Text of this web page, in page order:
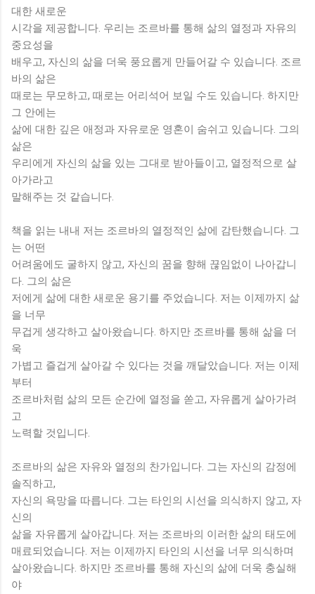
대한 새로운
시각을 제공합니다. 우리는 조르바를 통해 삶의 열정과 자유의
중요성을
배우고, 자신의 삶을 더욱 풍요롭게 만들어갈 수 있습니다. 조르
바의 삶은
때로는 무모하고, 때로는 어리석어 보일 수도 있습니다. 하지만
그 안에는
삶에 대한 깊은 애정과 자유로운 영혼이 숨쉬고 있습니다. 그의
삶은
우리에게 자신의 삶을 있는 그대로 받아들이고, 열정적으로 살
아가라고
말해주는 것 같습니다.
책을 읽는 내내 저는 조르바의 열정적인 삶에 감탄했습니다. 그
는 어떤
어려움에도 굴하지 않고, 자신의 꿈을 향해 끊임없이 나아갑니
다. 그의 삶은
저에게 삶에 대한 새로운 용기를 주었습니다. 저는 이제까지 삶
을 너무
무겁게 생각하고 살아왔습니다. 하지만 조르바를 통해 삶을 더
욱
가볍고 즐겁게 살아갈 수 있다는 것을 깨달았습니다. 저는 이제
부터
조르바처럼 삶의 모든 순간에 열정을 쏟고, 자유롭게 살아가려
고
노력할 것입니다.
조르바의 삶은 자유와 열정의 찬가입니다. 그는 자신의 감정에
솔직하고,
자신의 욕망을 따릅니다. 그는 타인의 시선을 의식하지 않고, 자
신의
삶을 자유롭게 살아갑니다. 저는 조르바의 이러한 삶의 태도에
매료되었습니다. 저는 이제까지 타인의 시선을 너무 의식하며
살아왔습니다. 하지만 조르바를 통해 자신의 삶에 더욱 충실해
야